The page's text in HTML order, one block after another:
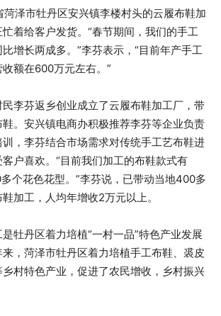
菏泽市牡丹区安兴镇李楼村头的云履布鞋加
着给客户发货。“春节期间，我们的手工
增长两成多。”李芬表示，“目前年产手工
额在600万元左右。”
李芬返乡创业成立了云履布鞋加工厂，带
。安兴镇电商办积极推荐李芬等企业负责
，李芬结合市场需求对传统手工艺布鞋进
户喜欢。“目前我们加工的布鞋款式有
个花色花型。”李芬说，已带动当地400多
加工，人均年增收2万元以上。
牡丹区着力培植“一村一品”特色产业发展
，菏泽市牡丹区着力培植手工布鞋、裘皮
村特色产业，促进了农民增收，乡村振兴